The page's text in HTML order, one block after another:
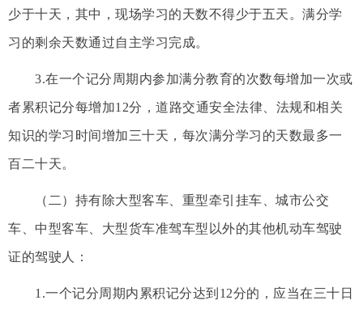
少于十天，其中，现场学习的天数不得少于五天。满分学
习的剩余天数通过自主学习完成。
3.在一个记分周期内参加满分教育的次数每增加一次或
者累积记分每增加12分，道路交通安全法律、法规和相关
知识的学习时间增加三十天，每次满分学习的天数最多一
百二十天。
（二）持有除大型客车、重型牵引挂车、城市公交
车、中型客车、大型货车准驾车型以外的其他机动车驾驶
证的驾驶人：
1.一个记分周期内累积记分达到12分的，应当在三十日